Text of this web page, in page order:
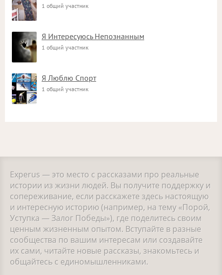
1 общий участник
Я Интересуюсь Непознанным
1 общий участник
Я Люблю Спорт
1 общий участник
Experus — это место с рассказами про реальные
истории из жизни людей. Вы получите поддержку и
сопереживание, если расскажете здесь настоящую
и интересную историю (например, на тему «Порой,
Уступка — Залог Победы»), где поделитесь своим
ценным жизненным опытом. Вступайте в разные
сообщества по вашим интересам или создавайте
их сами, читайте новые рассказы, знакомьтесь и
общайтесь с единомышленниками.